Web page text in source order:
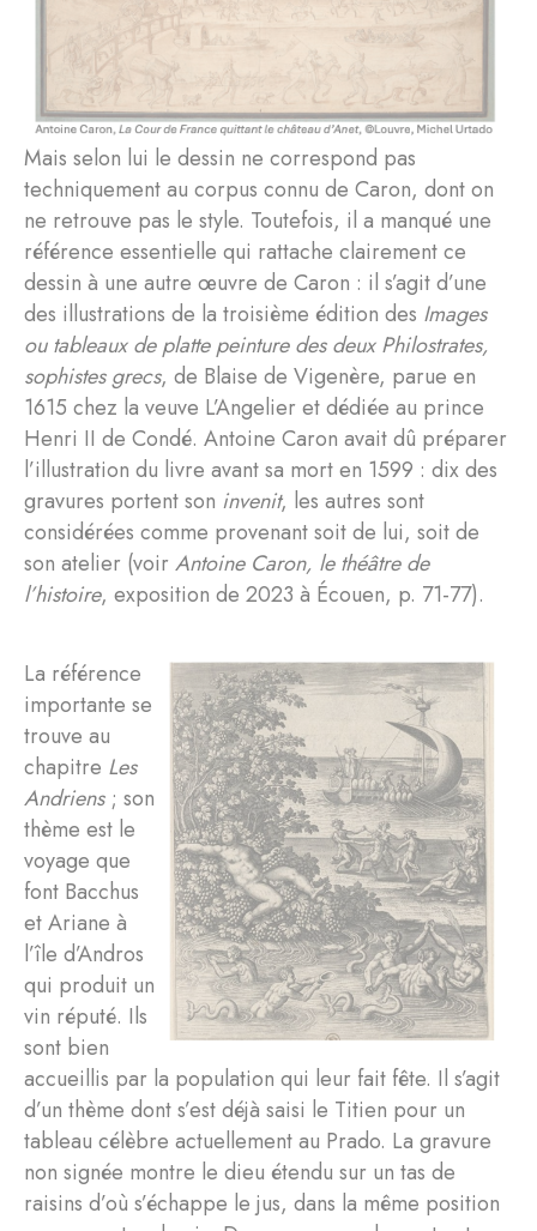
Mais selon lui le dessin ne correspond pas
techniquement au corpus connu de Caron, dont on
ne retrouve pas le style. Toutefois, il a manqué une
référence essentielle qui rattache clairement ce
dessin à une autre œuvre de Caron : il s’agit d’une
des illustrations de la troisième édition des Images
ou tableaux de platte peinture des deux Philostrates,
sophistes grecs, de Blaise de Vigenère, parue en
1615 chez la veuve L’Angelier et dédiée au prince
Henri II de Condé. Antoine Caron avait dû préparer
l’illustration du livre avant sa mort en 1599 : dix des
gravures portent son invenit, les autres sont
considérées comme provenant soit de lui, soit de
son atelier (voirAntoine Caron, le théâtre de
l’histoire, exposition de 2023 à Écouen, p. 71-77).
La référence
importante se
trouve au
chapitre Les
Andriens; son
thème est le
voyage que
font Bacchus
et Ariane à
l’île d’Andros
qui produit un
vin réputé. Ils
sont bien
accueillis par la population qui leur fait fête. Il s’agit
d’un thème dont s’est déjà saisi le Titien pour un
tableau célèbre actuellement au Prado. La gravure
non signée montre le dieu étendu sur un tas de
raisins d’où s’échappe le jus, dans la même position